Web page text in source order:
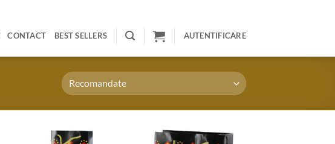
CONTACT BEST SELLERS AUTENTIFICARE